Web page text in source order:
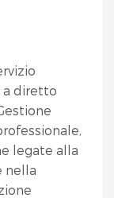
a diretto
legate alla
nella